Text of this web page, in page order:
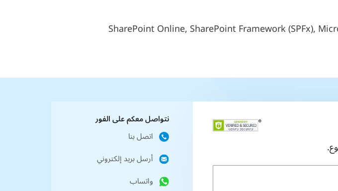
SharePoint Online, SharePoint Framework (SPFx),
نتواصل معكم على الفور
اتصل بنا
أرسل بريد إلكتروني
واتساب